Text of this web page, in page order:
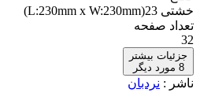
خشتی 23(L:230mm x W:230mm)
تعداد صفحه
32
جزئیات بیشتر
8 مورد دیگر
ناشر : نردبان